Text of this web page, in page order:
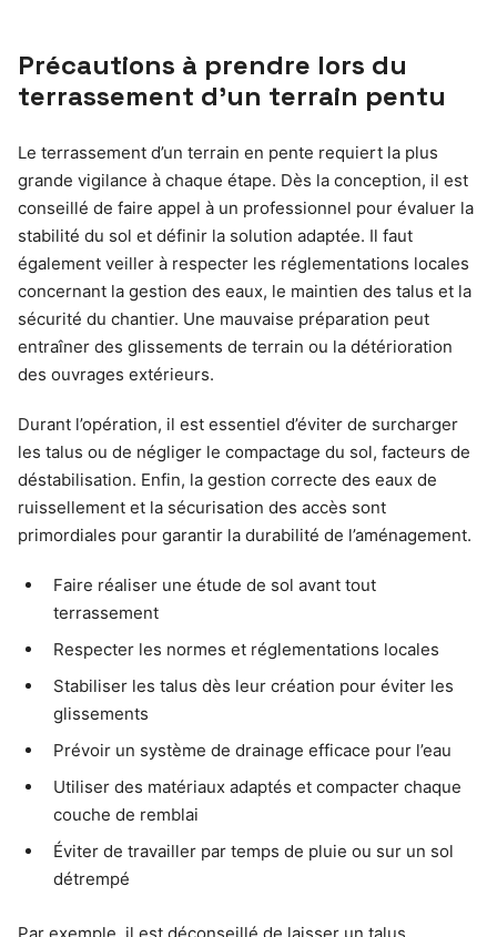
Précautions à prendre lors du
terrassement d’un terrain pentu
Le terrassement d’un terrain en pente requiert la plus
grande vigilance à chaque étape. Dès la conception, il est
conseillé de faire appel à un professionnel pour évaluer la
stabilité du sol et définir la solution adaptée. Il faut
également veiller à respecter les réglementations locales
concernant la gestion des eaux, le maintien des talus et la
sécurité du chantier. Une mauvaise préparation peut
entraîner des glissements de terrain ou la détérioration
des ouvrages extérieurs.
Durant l’opération, il est essentiel d’éviter de surcharger
les talus ou de négliger le compactage du sol, facteurs de
déstabilisation. Enfin, la gestion correcte des eaux de
ruissellement et la sécurisation des accès sont
primordiales pour garantir la durabilité de l’aménagement.
Faire réaliser une étude de sol avant tout
terrassement
Respecter les normes et réglementations locales
Stabiliser les talus dès leur création pour éviter les
glissements
Prévoir un système de drainage efficace pour l’eau
Utiliser des matériaux adaptés et compacter chaque
couche de remblai
Éviter de travailler par temps de pluie ou sur un sol
détrempé